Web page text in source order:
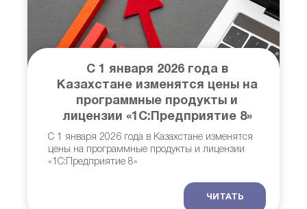
С 1 января 2026 года в
Казахстане изменятся цены на
программные продукты и
лицензии «1С:Предприятие 8»
С 1 января 2026 года в Казахстане изменятся
цены на программные продукты и лицензии
«1С:Предприятие 8»
ЧИТАТЬ